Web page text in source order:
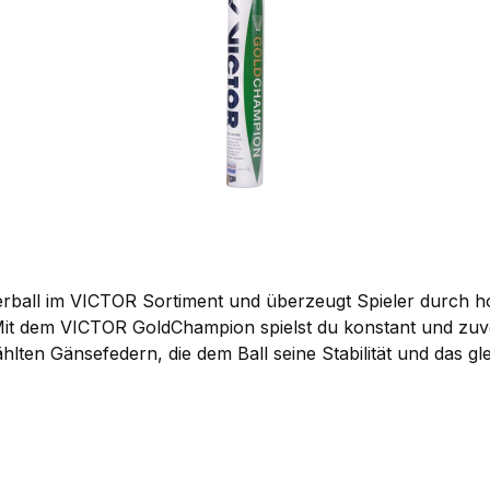
im VICTOR Sortiment und überzeugt Spieler durch
spielst du konstant und zuverlässig. 100% Gänsefedern:
Gänsefedern, die dem Ball seine Stabilität und das
mit solider Naturfederqualität abzudecken. Konstante
und berechenbaren Flug verlassen. Die saubere